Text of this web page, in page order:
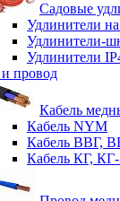
Садовые
Удлинители
Удлинители-
Удлинители
провод
Кабель
Кабель NYM
Кабель ВВГ,
Кабель КГ,